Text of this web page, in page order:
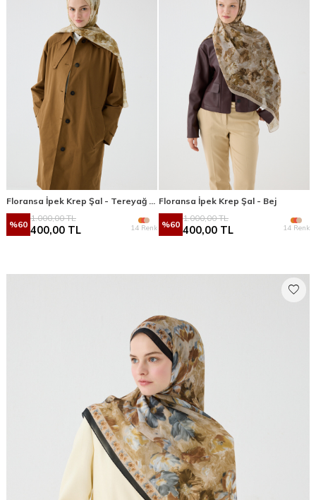
%60
1.000,00TL
400,00 TL 14 Renk
Floransa İpek Krep Şal - Bej
%60
1.000,00TL
400,00 TL 14 Renk